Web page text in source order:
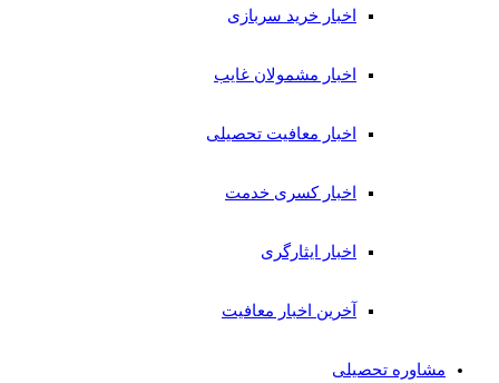
اخبار خرید سربازی
اخبار مشمولان غایب
اخبار معافیت تحصیلی
اخبار کسری خدمت
اخبار ایثارگری
آخرین اخبار معافیت
مشاوره تحصیلی